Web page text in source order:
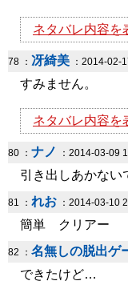
ネタバレ内容を
78 ： 冴綺美 ：2014-02-
すみません。
ネタバレ内容を
80 ： ナノ ：2014-03-09
引き出しあかない
81 ： れお ：2014-03-10
簡単 クリアー
82 ： 名無しの脱出ゲ
できたけど…